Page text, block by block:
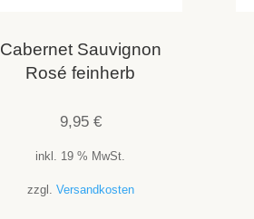
Cabernet Sauvignon
Rosé feinherb
9,95 €
inkl. 19 % MwSt.
zzgl. Versandkosten